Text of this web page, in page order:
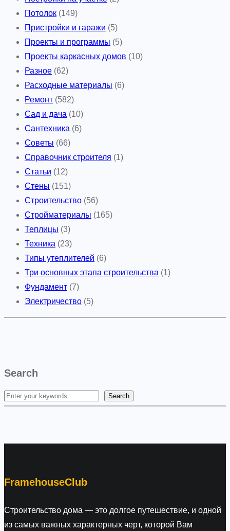
Потолок (149)
Пристройки и гаражи (5)
Проекты и программы (5)
Проекты каркасных домов (10)
Разное (62)
Расходные материалы (6)
Ремонт (582)
Сад и дача (10)
Сантехника (6)
Советы (66)
Справочник строителя (1)
Статьи (12)
Стены (151)
Строительство (56)
Стройматериалы (165)
Теплицы (3)
Техника (23)
Типы утеплителей (6)
Три основных этапа строительства (1)
Фундамент (7)
Электричество (5)
Search
S
Search
FramehouseClub
Строительство дома — это долгое путешествие, и одной
из самых важных характерных черт, которой Вам